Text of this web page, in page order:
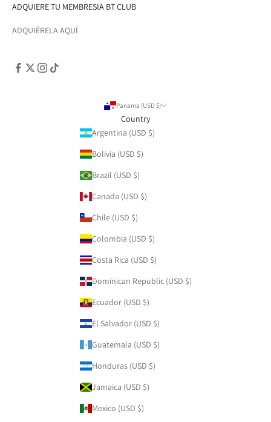
ADQUIERE TU MEMBRESIA BT CLUB
ADQUIÉRELA AQUÍ
Panama (USD $)
Country
Argentina (USD $)
Bolivia (USD $)
Brazil (USD $)
Canada (USD $)
Chile (USD $)
Colombia (USD $)
Costa Rica (USD $)
Dominican Republic (USD $)
Ecuador (USD $)
El Salvador (USD $)
Guatemala (USD $)
Honduras (USD $)
Jamaica (USD $)
Mexico (USD $)